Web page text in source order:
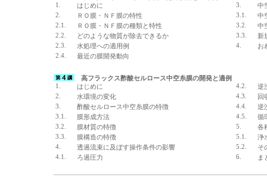
1.
はじめに
2.
ＲＯ膜・ＮＦ膜の特性
2.1.
ＲＯ膜・ＮＦ膜の種類と特性
2.2.
どのような物質が除去できるか
2.3.
水処理への適用例
2.4.
最近の膜開発動向
3.
中
3.1.
中
3.2.
中
3.3.
新
4.
お
高フラックス酢酸セルロース中空糸膜の開発と適例
1.
はじめに
2.
水環境の変化
3.
酢酸セルロース中空糸膜の特徴
3.1.
膜形成方法
3.2.
膜材質の特徴
3.3.
膜構造の特徴
4.
透過流束に及ぼす操作条件の影響
4.1.
ろ過圧力
4.2.
逆
4.3.
回
4.4.
逆
4.5.
循
5.
各
5.1.
浄
5.2.
そ
6.
ま